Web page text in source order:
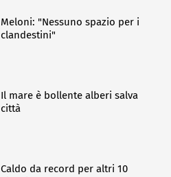
Meloni: "Nessuno spazio per i
clandestini"
Il mare è bollente alberi salva
città
Caldo da record per altri 10